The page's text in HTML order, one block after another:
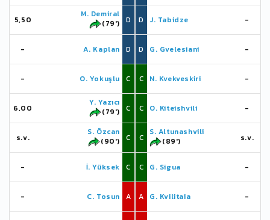
5,50
M. Demiral
(79')
D
- A. Kaplan D
- O. Yokuşlu C
6,00
Y. Yazıcı
(79')
C
s.v.
S. Özcan
(90')
C
- İ. Yüksek C
- C. Tosun A
D J. Tabidze -
D G. Gvelesiani -
C N. Kvekveskiri -
C O. Kiteishvili -
C
S. Altunashvili
(89')
s.v.
C G. Sigua -
A G. Kvilitaia -